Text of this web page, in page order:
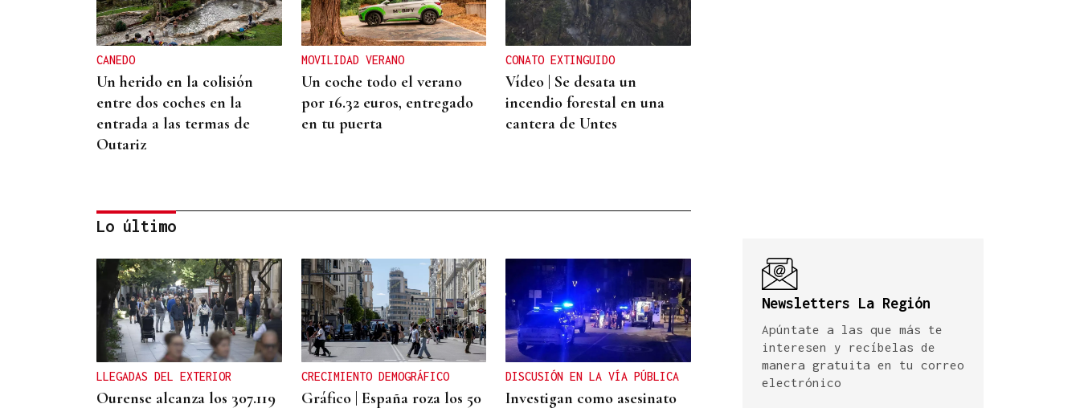
CANEDO
Un herido en la colisión
entre dos coches en la
entrada a las termas de
Outariz
MOVILIDAD VERANO
Un coche todo el verano
por 16.32 euros, entregado
en tu puerta
CONATO EXTINGUIDO
Vídeo | Se desata un
incendio forestal en una
cantera de Untes
ENTREVISTA
Jorge Vázquez: "Nuestro
objetivo a 2028 es crecer
creando valor para el
accionista y para el equipo
que lo hace posible"
Lo último
LLEGADAS DEL EXTERIOR
Ourense alcanza los 307.119
CRECIMIENTO DEMOGRÁFICO
Gráfico | España roza los 50
DISCUSIÓN EN LA VÍA PÚBLICA
Investigan como asesinato
Newsletters La Región
Apúntate a las que más te
interesen y recíbelas de
manera gratuita en tu correo
electrónico